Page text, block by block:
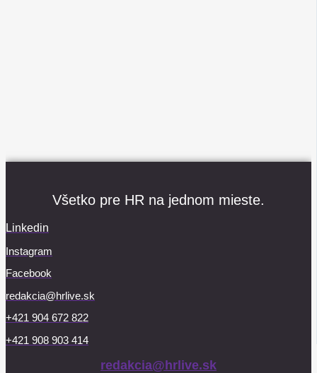
Všetko pre HR na jednom mieste.
Linkedin
Instagram
Facebook
redakcia@hrlive.sk
+421 904 672 822
+421 908 903 414
redakcia@hrlive.sk